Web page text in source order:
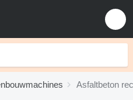
Asfaltbeton